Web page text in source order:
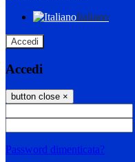
Italiano
Accedi
Accedi
button close ×
Password dimenticata?